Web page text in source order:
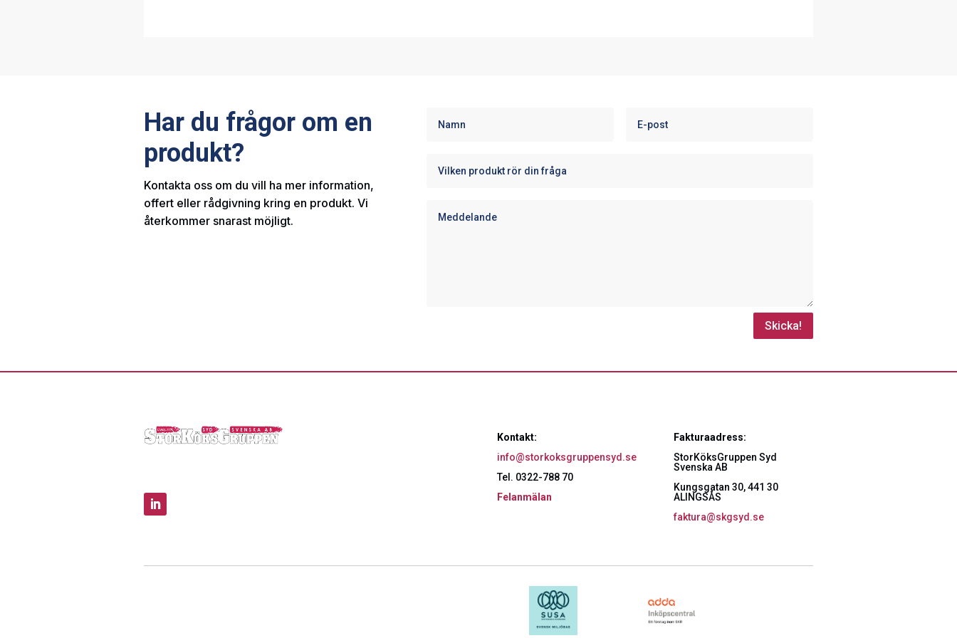
Har du frågor om en
produkt?
Kontakta oss om du vill ha mer information,
offert eller rådgivning kring en produkt. Vi
återkommer snarast möjligt.
Skicka!
Kontakt:
info@storkoksgruppensyd.se
Tel. 0322-788 70
Felanmälan
Fakturaadress:
StorKöksGruppen Syd
Svenska AB
Kungsgatan 30, 441 30
ALINGSÅS
faktura@skgsyd.se